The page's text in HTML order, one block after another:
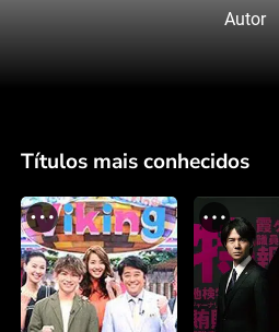
Autor
Títulos mais conhecidos